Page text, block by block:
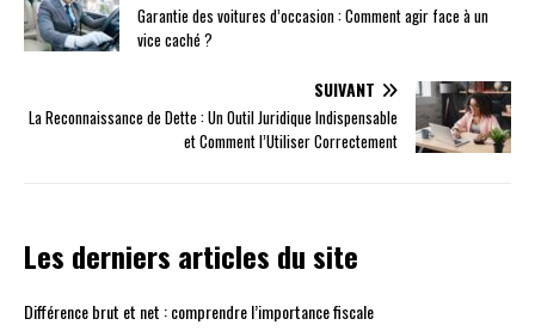
Garantie des voitures d’occasion : Comment agir face à un
vice caché ?
SUIVANT
La Reconnaissance de Dette : Un Outil Juridique Indispensable
et Comment l’Utiliser Correctement
Les derniers articles du site
Différence brut et net : comprendre l’importance fiscale